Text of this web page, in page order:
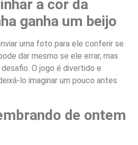
a cor da
ganha um beijo
uma foto para ele conferir se
dar mesmo se ele errar, mas
O jogo é divertido e
lo imaginar um pouco antes
de ontem